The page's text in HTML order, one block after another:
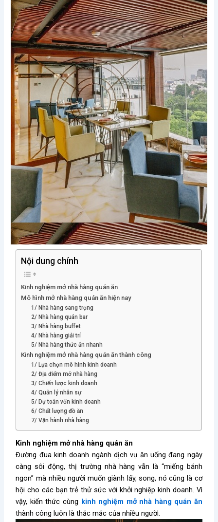
Nội dung chính
Kinh nghiệm mở nhà hàng quán ăn
Mô hình mở nhà hàng quán ăn hiện nay
1/ Nhà hàng sang trọng
2/ Nhà hàng quán bar
3/ Nhà hàng buffet
4/ Nhà hàng giải trí
5/ Nhà hàng thức ăn nhanh
Kinh nghiệm mở nhà hàng quán ăn thành công
1/ Lựa chọn mô hình kinh doanh
2/ Địa điểm mở nhà hàng
3/ Chiến lược kinh doanh
4/ Quản lý nhân sự
5/ Dự toán vốn kinh doanh
6/ Chất lượng đồ ăn
7/ Vận hành nhà hàng
Kinh nghiệm mở nhà hàng quán ăn
Đường đua kinh doanh ngành dịch vụ ăn uống đang ngày
càng sôi động, thị trường nhà hàng vẫn là “miếng bánh
ngon” mà nhiều người muốn giành lấy, song, nó cũng là cơ
hội cho các bạn trẻ thử sức với khởi nghiệp kinh doanh. Vì
vậy, kiến thức cùng kinh nghiệm mở nhà hàng quán ăn
thành công luôn là thắc mắc của nhiều người.